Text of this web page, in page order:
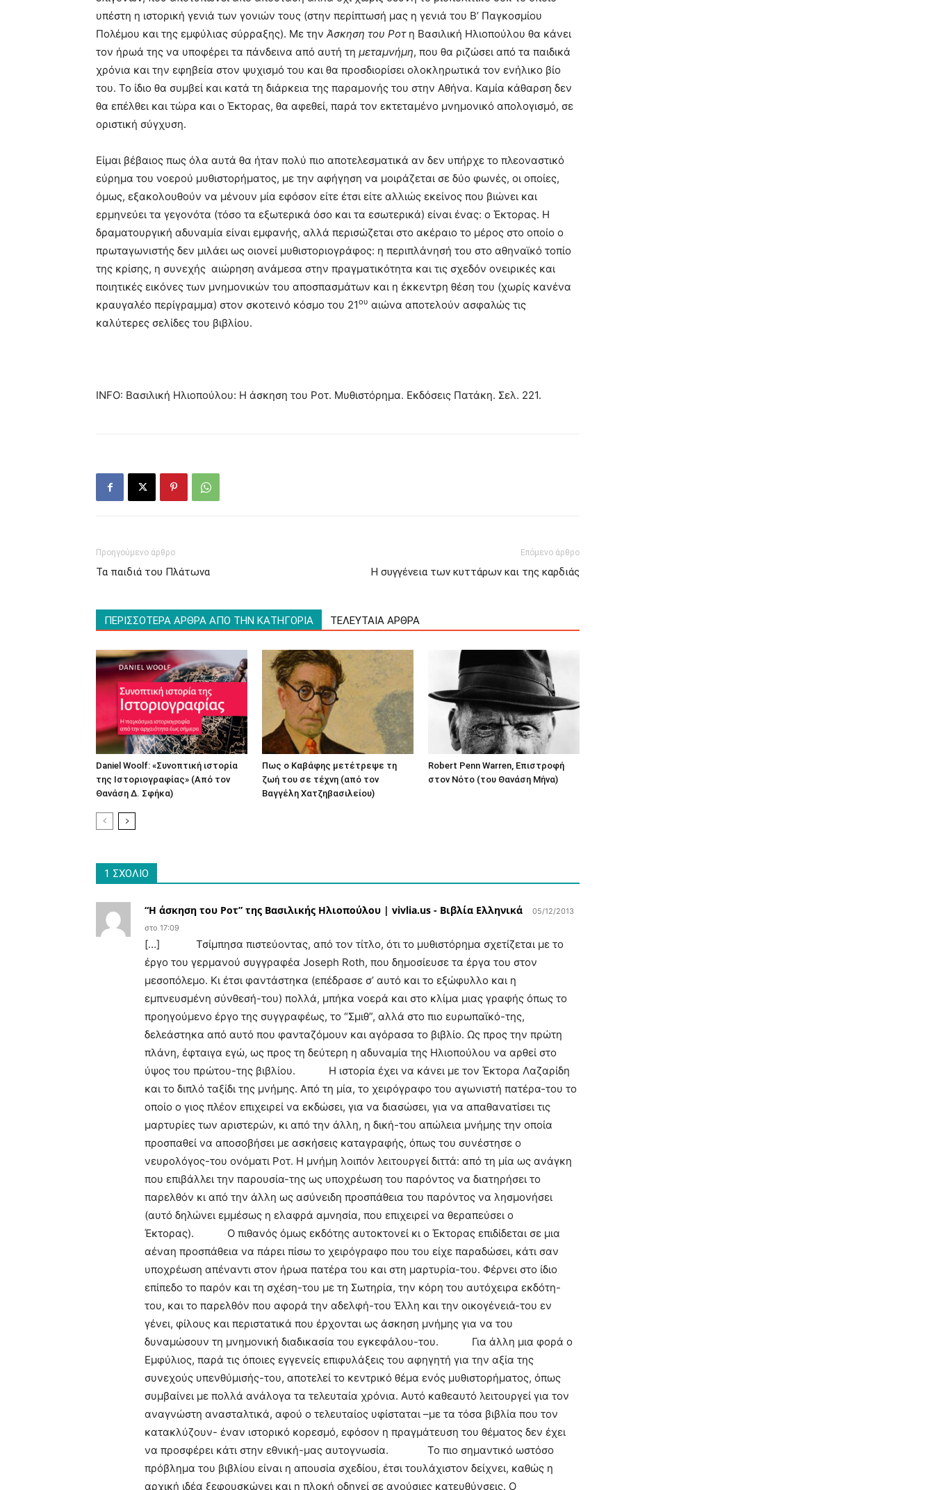
υπέστη η ιστορική γενιά των γονιών τους (στην περίπτωσή μας η γενιά του Β’ Παγκοσμίου
Πολέμου και της εμφύλιας σύρραξης). Με την Άσκηση του Ροτη Βασιλική Ηλιοπούλου θα κάνει
τον ήρωά της να υποφέρει τα πάνδεινα από αυτή τη μεταμνήμη, που θα ριζώσει από τα παιδικά
χρόνια και την εφηβεία στον ψυχισμό του και θα προσδιορίσει ολοκληρωτικά τον ενήλικο βίο
του. Το ίδιο θα συμβεί και κατά τη διάρκεια της παραμονής του στην Αθήνα. Καμία κάθαρση δεν
θα επέλθει και τώρα και ο Έκτορας, θα αφεθεί, παρά τον εκτεταμένο μνημονικό απολογισμό, σε
οριστική σύγχυση.
Είμαι βέβαιος πως όλα αυτά θα ήταν πολύ πιο αποτελεσματικά αν δεν υπήρχε το πλεοναστικό
εύρημα του νοερού μυθιστορήματος, με την αφήγηση να μοιράζεται σε δύο φωνές, οι οποίες,
όμως, εξακολουθούν να μένουν μία εφόσον είτε έτσι είτε αλλιώς εκείνος που βιώνει και
ερμηνεύει τα γεγονότα (τόσο τα εξωτερικά όσο και τα εσωτερικά) είναι ένας: ο Έκτορας. Η
δραματουργική αδυναμία είναι εμφανής, αλλά περισώζεται στο ακέραιο το μέρος στο οποίο ο
πρωταγωνιστής δεν μιλάει ως οιονεί μυθιστοριογράφος: η περιπλάνησή του στο αθηναϊκό τοπίο
της κρίσης, η συνεχής αιώρηση ανάμεσα στην πραγματικότητα και τις σχεδόν ονειρικές και
ποιητικές εικόνες των μνημονικών του αποσπασμάτων και η έκκεντρη θέση του (χωρίς κανένα
κραυγαλέο περίγραμμα) στον σκοτεινό κόσμο του 21ου αιώνα αποτελούν ασφαλώς τις
καλύτερες σελίδες του βιβλίου.
INFO: Βασιλική Ηλιοπούλου: Η άσκηση του Ροτ. Μυθιστόρημα. Εκδόσεις Πατάκη. Σελ. 221.
Προηγούμενο άρθρο
Τα παιδιά του Πλάτωνα
Επόμενο άρθρο
Η συγγένεια των κυττάρων και της καρδιάς
ΠΕΡΙΣΣΟΤΕΡΑ ΑΡΘΡΑ ΑΠΟ ΤΗΝ ΚΑΤΗΓΟΡΙΑ ΤΕΛΕΥΤΑΙΑ ΑΡΘΡΑ
Daniel Woolf: «Συνοπτική ιστορία
της Ιστοριογραφίας» (Από τον
Θανάση Δ. Σφήκα)
Πως ο Καβάφης μετέτρεψε τη
ζωή του σε τέχνη (από τον
Βαγγέλη Χατζηβασιλείου)
Robert Penn Warren, Επιστροφή
στον Νότο (του Θανάση Μήνα)
1 ΣΧΟΛΙΟ
“Η άσκηση του Ροτ” της Βασιλικής Ηλιοπούλου | vivlia.us - Βιβλία Ελληνικά
05/12/2013
στο 17:09
[…] Τσίμπησα πιστεύοντας, από τον τίτλο, ότι το μυθιστόρημα σχετίζεται με το
έργο του γερμανού συγγραφέα Joseph Roth, που δημοσίευσε τα έργα του στον
μεσοπόλεμο. Κι έτσι φαντάστηκα (επέδρασε σ’ αυτό και το εξώφυλλο και η
εμπνευσμένη σύνθεσή-του) πολλά, μπήκα νοερά και στο κλίμα μιας γραφής όπως το
προηγούμενο έργο της συγγραφέως, το “Σμιθ”, αλλά στο πιο ευρωπαϊκό-της,
δελεάστηκα από αυτό που φανταζόμουν και αγόρασα το βιβλίο. Ως προς την πρώτη
πλάνη, έφταιγα εγώ, ως προς τη δεύτερη η αδυναμία της Ηλιοπούλου να αρθεί στο
ύψος του πρώτου-της βιβλίου. Η ιστορία έχει να κάνει με τον Έκτορα Λαζαρίδη
και το διπλό ταξίδι της μνήμης. Από τη μία, το χειρόγραφο του αγωνιστή πατέρα-του το
οποίο ο γιος πλέον επιχειρεί να εκδώσει, για να διασώσει, για να απαθανατίσει τις
μαρτυρίες των αριστερών, κι από την άλλη, η δική-του απώλεια μνήμης την οποία
προσπαθεί να αποσοβήσει με ασκήσεις καταγραφής, όπως του συνέστησε ο
νευρολόγος-του ονόματι Ροτ. Η μνήμη λοιπόν λειτουργεί διττά: από τη μία ως ανάγκη
που επιβάλλει την παρουσία-της ως υποχρέωση του παρόντος να διατηρήσει το
παρελθόν κι από την άλλη ως ασύνειδη προσπάθεια του παρόντος να λησμονήσει
(αυτό δηλώνει εμμέσως η ελαφρά αμνησία, που επιχειρεί να θεραπεύσει ο
Έκτορας). Ο πιθανός όμως εκδότης αυτοκτονεί κι ο Έκτορας επιδίδεται σε μια
αέναη προσπάθεια να πάρει πίσω το χειρόγραφο που του είχε παραδώσει, κάτι σαν
υποχρέωση απέναντι στον ήρωα πατέρα του και στη μαρτυρία-του. Φέρνει στο ίδιο
επίπεδο το παρόν και τη σχέση-του με τη Σωτηρία, την κόρη του αυτόχειρα εκδότη-
του, και το παρελθόν που αφορά την αδελφή-του Έλλη και την οικογένειά-του εν
γένει, φίλους και περιστατικά που έρχονται ως άσκηση μνήμης για να του
δυναμώσουν τη μνημονική διαδικασία του εγκεφάλου-του. Για άλλη μια φορά ο
Εμφύλιος, παρά τις όποιες εγγενείς επιφυλάξεις του αφηγητή για την αξία της
συνεχούς υπενθύμισής-του, αποτελεί το κεντρικό θέμα ενός μυθιστορήματος, όπως
συμβαίνει με πολλά ανάλογα τα τελευταία χρόνια. Αυτό καθεαυτό λειτουργεί για τον
αναγνώστη ανασταλτικά, αφού ο τελευταίος υφίσταται –με τα τόσα βιβλία που τον
κατακλύζουν- έναν ιστορικό κορεσμό, εφόσον η πραγμάτευση του θέματος δεν έχει
να προσφέρει κάτι στην εθνική-μας αυτογνωσία. Το πιο σημαντικό ωστόσο
πρόβλημα του βιβλίου είναι η απουσία σχεδίου, έτσι τουλάχιστον δείχνει, καθώς η
αρχική ιδέα ξεφουσκώνει και η πλοκή οδηγεί σε ανούσιες κατευθύνσεις. Ο